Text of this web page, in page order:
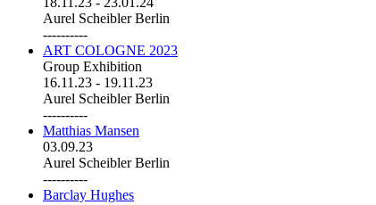
Aurel Scheibler Berlin
----------
ART COLOGNE 2023
Group Exhibition
16.11.23 - 19.11.23
Aurel Scheibler Berlin
----------
Matthias Mansen
03.09.23
Aurel Scheibler Berlin
----------
Barclay Hughes